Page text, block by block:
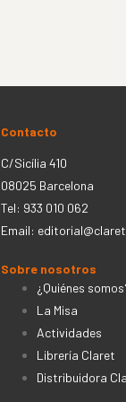
Contacto
C/Sicília 410
08025 Barcelona
Tel: 933 010 062
Email:
Sobre nosotros
¿Quiénes
La Misa
Actividades
Librería Claret
Distribuidora